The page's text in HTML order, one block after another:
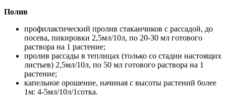
Полив
профилактический пролив стаканчиков с рассадой, до
посева, пикировки 2,5мл/10л, по 20-30 мл готового
раствора на 1 растение;
пролив рассады в теплицах (только со стадии настоящих
листьев) 2,5мл/10л, по 50 мл готового раствора на 1
растение;
капельное орошение, начиная с высоты растений более
1м: 4-5мл/10л/1сотка.